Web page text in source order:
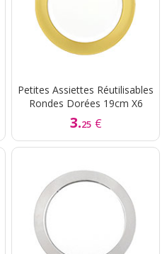
Petites Assiettes Réutilisables
Rondes Dorées 19cm X6
3.25 €